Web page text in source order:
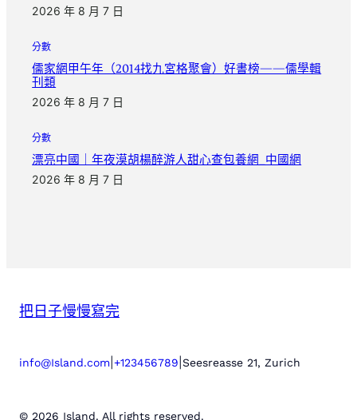
2026 年 8 月 7 日
分數
儒家網甲午年（2014找九宮格聚會）好書榜——儒學輯
刊類
2026 年 8 月 7 日
分數
漂亮中國｜年夜漠胡楊醉游人甜心查包養網_中國網
2026 年 8 月 7 日
把日子慢慢寫完
info@Island.com +123456789 Seesreasse 21, Zurich
© 2026 Island. All rights reserved.